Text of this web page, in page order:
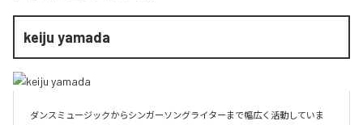
keiju yamada
ダンスミュージックからシンガーソングライターまで幅広く活動していま